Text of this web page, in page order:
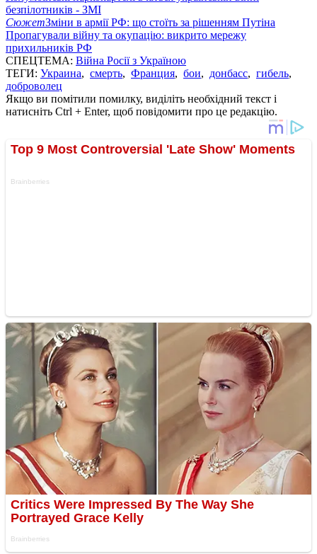
безпілотників - ЗМІ
СюжетЗміни в армії РФ: що стоїть за рішенням Путіна
Пропагували війну та окупацію: викрито мережу
прихильників РФ
СПЕЦТЕМА: Війна Росії з Україною
ТЕГИ: Украина, смерть, Франция, бои, донбасс, гибель,
доброволец
Якщо ви помітили помилку, виділіть необхідний текст і
натисніть Ctrl + Enter, щоб повідомити про це редакцію.